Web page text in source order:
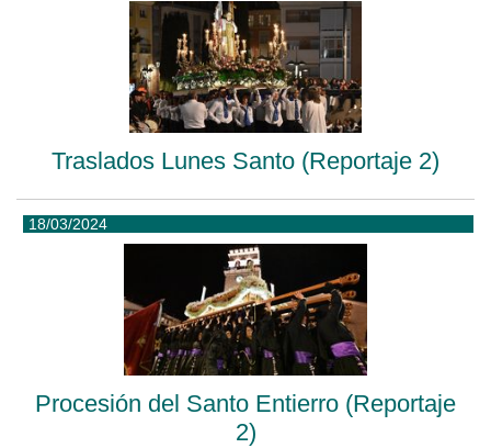
Traslados Lunes Santo (Reportaje 2)
18/03/2024
Procesión del Santo Entierro (Reportaje
2)